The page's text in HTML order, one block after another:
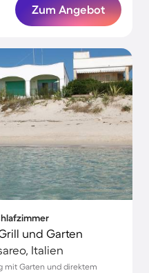
Zum Angebot
und Garten
Italien
mit Garten und direktem